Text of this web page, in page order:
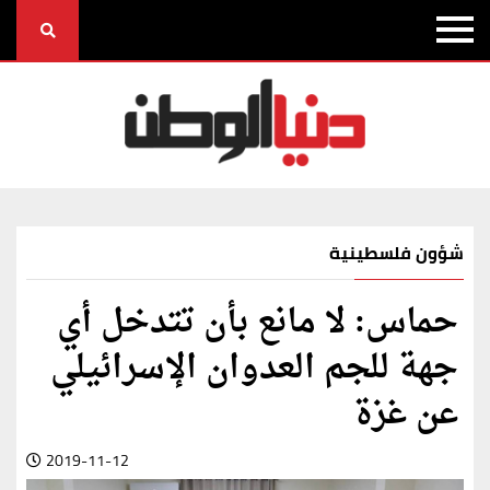
شؤون فلسطينية
حماس: لا مانع بأن تتدخل أي
جهة للجم العدوان الإسرائيلي
عن غزة
2019-11-12